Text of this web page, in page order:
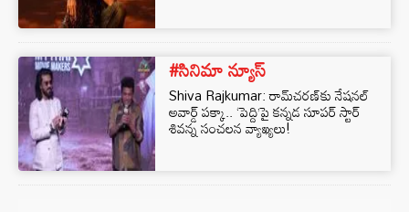
#సినిమా న్యూస్
Shiva Rajkumar: రామ్‌చరణ్‌కు నేషనల్
అవార్డ్ పక్కా.. ‘పెద్ది’పై కన్నడ సూపర్ స్టార్
శివన్న సంచలన వ్యాఖ్యలు!